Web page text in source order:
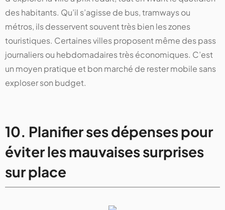
des habitants. Qu’il s’agisse de bus, tramways ou
métros, ils desservent souvent très bien les zones
touristiques. Certaines villes proposent même des pass
journaliers ou hebdomadaires très économiques. C’est
un moyen pratique et bon marché de rester mobile sans
exploser son budget.
10. Planifier ses dépenses pour
éviter les mauvaises surprises
sur place